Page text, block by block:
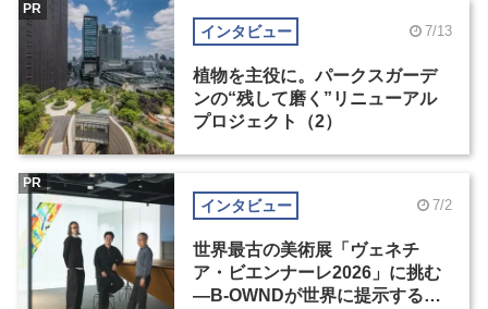
インタビュー 7/13
植物を主役に。パークスガーデ
ンの“残して磨く”リニューアル
プロジェクト（2）
PR
インタビュー 7/2
世界最古の美術展「ヴェネチ
ア・ビエンナーレ2026」に挑む
―B-OWNDが世界に提示する美
PR